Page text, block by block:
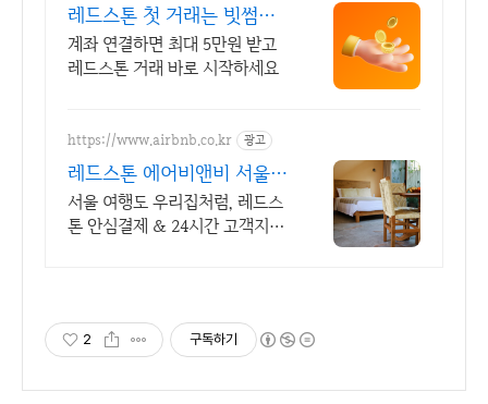
레드스톤 첫 거래는 빗썸에
서 신규 가입 시 5만원 혜택
계좌 연결하면 최대 5만원 받고
레드스톤 거래 바로 시작하세요
https://www.airbnb.co.kr 광고
레드스톤 에어비앤비 서울
감성 스테이
서울 여행도 우리집처럼, 레드스
톤 안심결제 & 24시간 고객지
2 구독하기